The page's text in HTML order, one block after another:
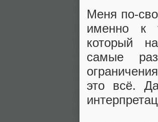
Меня по-
именно к
который
самые
это всё.